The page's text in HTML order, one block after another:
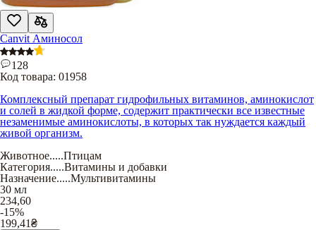
Canvit Аминосол
128
Код товара: 01958
Комплексный препарат гидрофильных витаминов, аминокислот
и солей в жидкой форме, содержит практически все известные
незаменимые аминокислоты, в которых так нуждается каждый
живой организм.
Животное.....Птицам
Категория.....Витамины и добавки
Назначение.....Мультивитамины
30 мл
234,60
-15%
199,41₴